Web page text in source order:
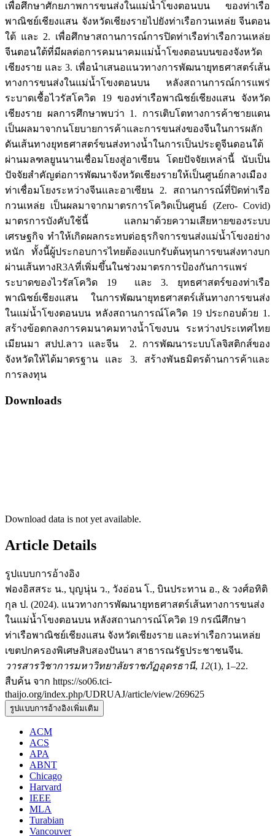
เพื่อศึกษาศักยภาพการขนส่งในแม่น้ำโขงตอนบน ของท่าเรือ
พาณิชย์เชียงแสน จังหวัดเชียงรายไปยังท่าเรือกวนเหล่ย จีนตอน
ใต้ และ 2. เพื่อศึกษาสถานการณ์การปิดท่าเรือท่าเรือกวนเหล่ย
จีนตอนใต้ที่มีผลต่อการคมนาคมแม่น้ำโขงตอนบนของจังหวัด
เชียงราย และ 3. เพื่อนำเสนอแนวทางการพัฒนายุทธศาสตร์เส้น
ทางการขนส่งในแม่น้ำโขงตอนบน หลังสถานการณ์การแพร่
ระบาดเชื้อไวรัสโควิด 19 ของท่าเรือพาณิชย์เชียงแสน จังหวัด
เชียงราย ผลการศึกษาพบว่า 1. การเติบโตทางการค้าชายแดน
เป็นผลมาจากนโยบายการค้าและการขนส่งของจีนในการผลัก
ดันเส้นทางยุทธศาสตร์ขนส่งทางน้ำในการเป็นประตูจีนตอนใต้
ผ่านมลฑลยูนนานเชื่อมโยงสู่อาเซียน โดยปัจจัยเหล่านี้ นับเป็น
ปัจจัยสำคัญต่อการพัฒนาจังหวัดเชียงรายให้เป็นศูนย์กลางเมือง
ท่าเชื่อมโยงระหว่างจีนและอาเซียน 2. สถานการณ์ที่ปิดท่าเรือ
กวนเหล่ย เป็นผลมาจากมาตรการโควิดเป็นศูนย์ (Zero- Covid)
มาตรการบังคับใช้นี้ แลกมาด้วยความเสียหายของระบบ
เศรษฐกิจ ทำให้เกิดผลกระทบต่อธุรกิจการขนส่งแม่น้ำโขงอย่าง
หนัก ทั้งนี้ผู้ประกอบการไทยต้องแบกรับต้นทุนการขนส่งทางบก
ผ่านเส้นทางR3Aที่เพิ่มขึ้นในช่วงมาตรการป้องกันการแพร่
ระบาดของไวรัสโควิด 19 และ 3. ยุทธศาสตร์ของท่าเรือ
พาณิชย์เชียงแสน ในการพัฒนายุทธศาสตร์เส้นทางการขนส่ง
ในแม่น้ำโขงตอนบน หลังสถานการณ์โควิด 19 ประกอบด้วย 1.
สร้างข้อตกลงการคมนาคมทางน้ำโขงบน ระหว่างประเทศไทย
เมียนมา สปป.ลาว และจีน 2. การพัฒนาระบบโลจิสติกส์ของ
จังหวัดให้ได้มาตรฐาน และ 3. สร้างพันธมิตรด้านการค้าและ
การลงทุน
Downloads
Download data is not yet available.
Article Details
รูปแบบการอ้างอิง
ฟองอิสสระ น., บุญนุ่น ว., วังอ่อน โ., บินประทาน อ., & วงศ์อทิติ
กุล ป. (2024). แนวทางการพัฒนายุทธศาสตร์เส้นทางการขนส่ง
ในแม่น้ำโขงตอนบน หลังสถานการณ์โควิด 19 กรณีศึกษา
ท่าเรือพาณิชย์เชียงแสน จังหวัดเชียงราย และท่าเรือกวนเหล่ย
เขตปกครองพิเศษสิบสองปันนา สาธารณรัฐประชาชนจีน.
วารสารวิชาการมหาวิทยาลัยราชภัฏอุดรธานี, 12(1), 1–22.
สืบค้น จาก https://so06.tci-
thaijo.org/index.php/UDRUAJ/article/view/269625
รูปแบบการอ้างอิงเพิ่มเติม
ACM
ACS
APA
ABNT
Chicago
Harvard
IEEE
MLA
Turabian
Vancouver